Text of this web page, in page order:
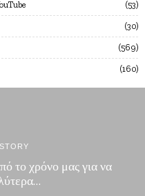
53
30
569
160
το χρόνο μας για να